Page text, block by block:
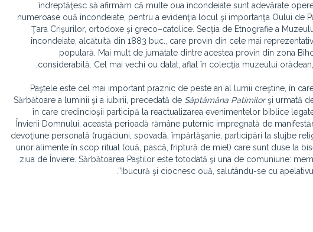
îndreptăţesc să afirmăm că multe oua încondeiate sunt adevărate
numeroase ouă încondeiate, pentru a evidenţia locul şi importanţa Oului de
Ţara Crişurilor, ortodoxe şi greco–catolice. Secţia de Etnografie a
încondeiate, alcătuită din 1883 buc., care provin din cele mai
populară. Mai mult de jumătate dintre acestea provin din zona
considerabilă. Cel mai vechi ou datat, aflat în colecţia muzeului
Paştele este cel mai important praznic de peste an al lumii creştine, în
Sărbătoare a luminii şi a iubirii, precedată de Săptămâna Patimilorşi urmată
în care credincioşii participă la reactualizarea evenimentelor biblice
Învierii Domnului, această perioadă rămâne puternic impregnată de
devoţiune personală (rugăciuni, spovadă, împărtăşanie, participări la slujbe
unor alimente în scop ritual (ouă, pască, friptură de miel) care sunt duse la
ziua de Înviere. Sărbătoarea Paştilor este totodată şi una de comuniune:
bucură şi ciocnesc ouă, salutându-se cu apelativul